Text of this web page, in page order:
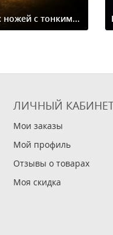
ножей с тонким...
ЛИЧНЫЙ
Мои заказы
Мой профиль
Отзывы о товарах
Моя скидка